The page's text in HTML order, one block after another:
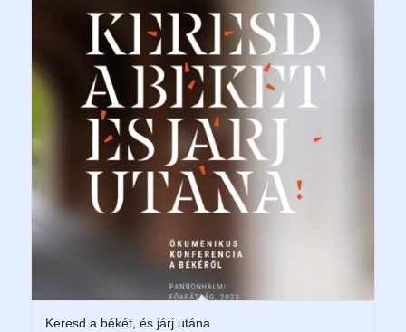
Keresd a békét, és járj utána